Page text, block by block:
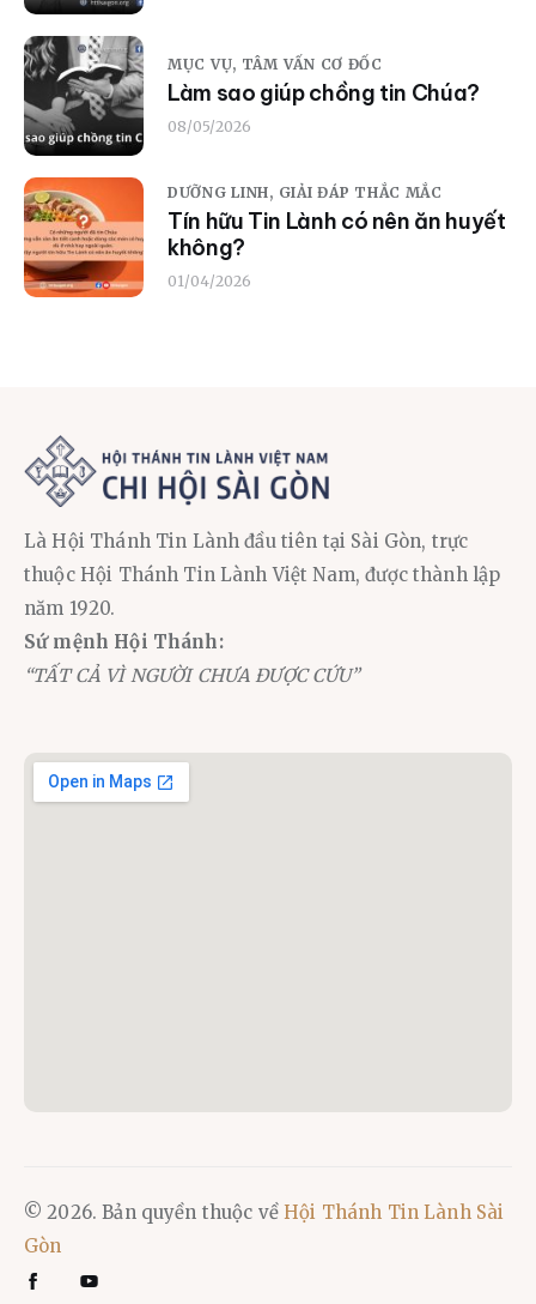
MỤC VỤ, TÂM VẤN CƠ ĐỐC
Làm sao giúp chồng tin Chúa?
08/05/2026
DƯỠNG LINH, GIẢI ĐÁP THẮC MẮC
Tín hữu Tin Lành có nên ăn huyết
không?
01/04/2026
Là Hội Thánh Tin Lành đầu tiên tại Sài Gòn, trực
thuộc Hội Thánh Tin Lành Việt Nam, được thành lập
năm 1920.
Sứ mệnh Hội Thánh:
“TẤT CẢ VÌ NGƯỜI CHƯA ĐƯỢC CỨU”
© 2026. Bản quyền thuộc vềHội Thánh Tin Lành Sài
Gòn